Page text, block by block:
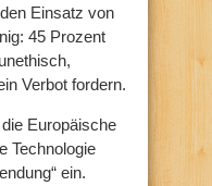
Einsatz von
45 Prozent
Verbot fordern.
Europäische
Technologie
ein.